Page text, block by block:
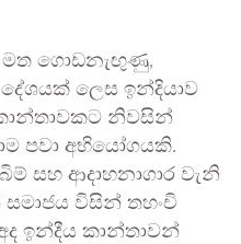
මත ගොඩනැඟුණු,
ලෙස ඉන්දියාව
නිවසින්
පවා අභියෝගයකි.
සහ ආදාහනාගාර වැනි
විසින් තහංචි
ඉන්දීය කාන්තාවන්